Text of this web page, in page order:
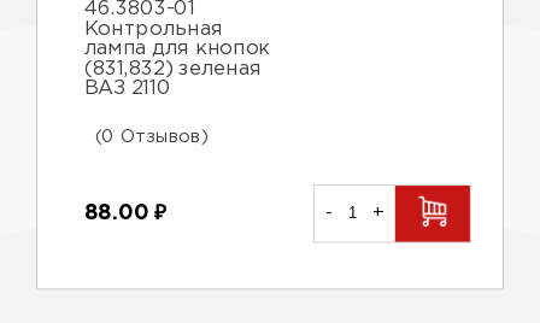
46.3803-01
Контрольная
лампа для кнопок
(831,832) зеленая
ВАЗ 2110
(0 Отзывов)
88.00 ₽ - +